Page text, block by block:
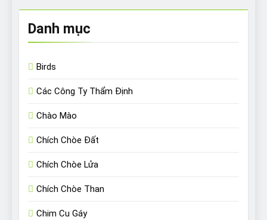
Danh mục
Birds
Các Công Ty Thẩm Định
Chào Mào
Chích Chòe Đất
Chích Chòe Lửa
Chích Chòe Than
Chim Cu Gáy